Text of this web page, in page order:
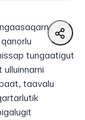
tungaatigut
taavalu